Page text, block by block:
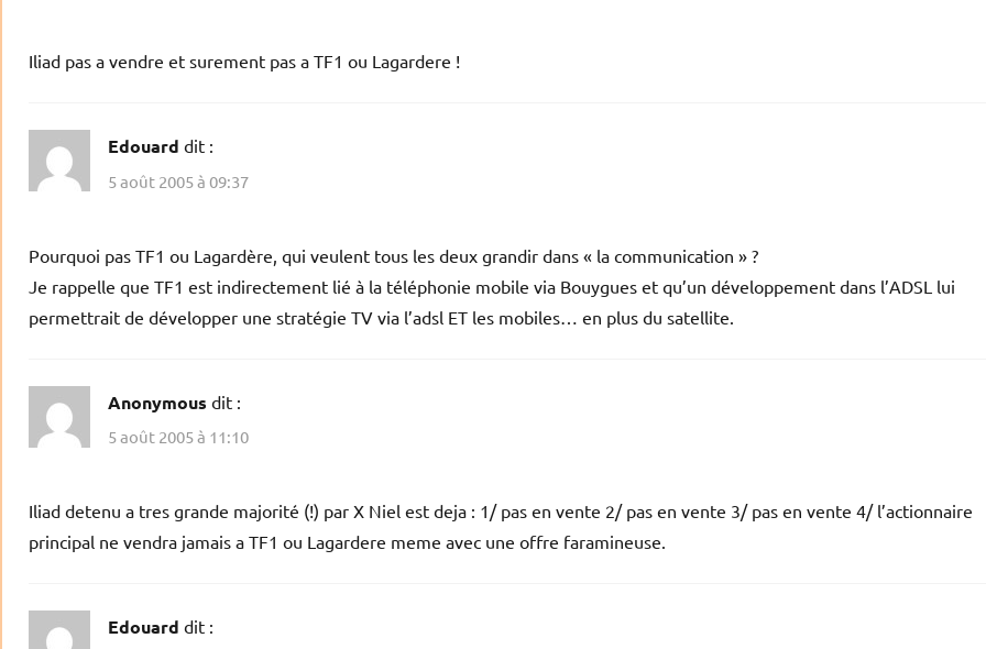
Iliad pas a vendre et surement pas a TF1 ou Lagardere !
Edouard dit :
5 août 2005 à 09:37
Pourquoi pas TF1 ou Lagardère, qui veulent tous les deux grandir dans « la communication » ?
Je rappelle que TF1 est indirectement lié à la téléphonie mobile via Bouygues et qu’un développement dans l’ADSL lui
permettrait de développer une stratégie TV via l’adsl ET les mobiles… en plus du satellite.
Anonymous dit :
5 août 2005 à 11:10
Iliad detenu a tres grande majorité (!) par X Niel est deja : 1/ pas en vente 2/ pas en vente 3/ pas en vente 4/ l’actionnaire
principal ne vendra jamais a TF1 ou Lagardere meme avec une offre faramineuse.
Edouard dit :